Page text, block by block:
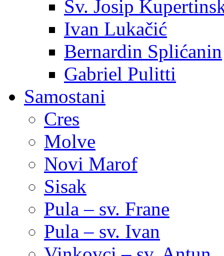
Sv. Josip
Ivan Lukačić
Bernardin Splićanin
Gabriel Pulitti
Samostani
Cres
Molve
Novi Marof
Sisak
Pula – sv. Frane
Pula – sv. Ivan